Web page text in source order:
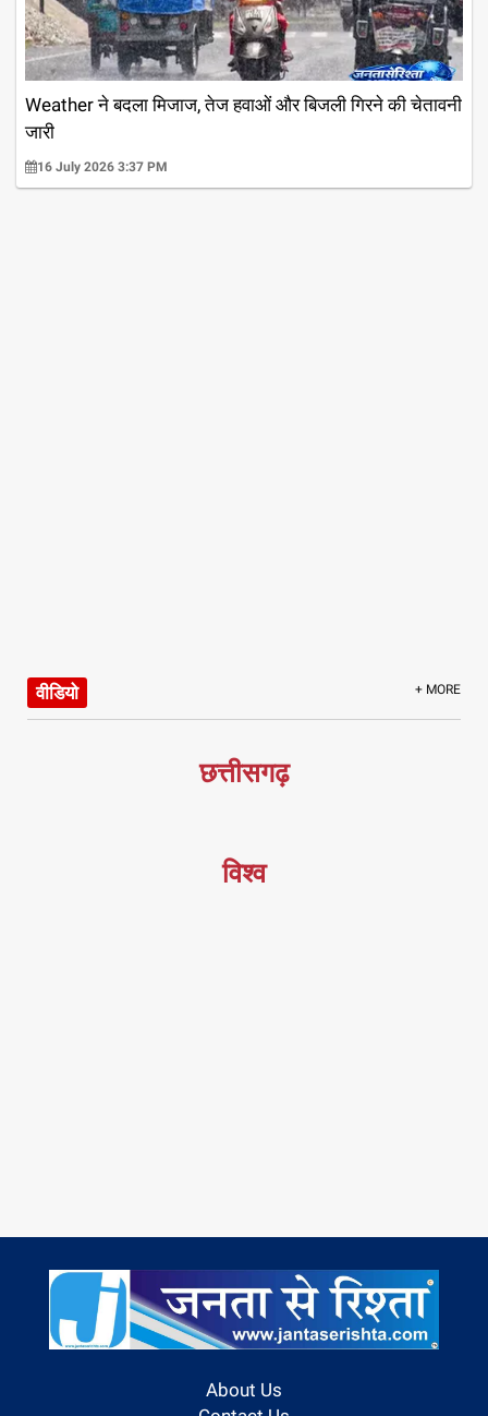
Weather ने बदला मिजाज, तेज हवाओं और बिजली गिरने की चेतावनी
जारी
16 July 2026 3:37 PM
वीडियो + MORE
छत्तीसगढ़
विश्व
About Us